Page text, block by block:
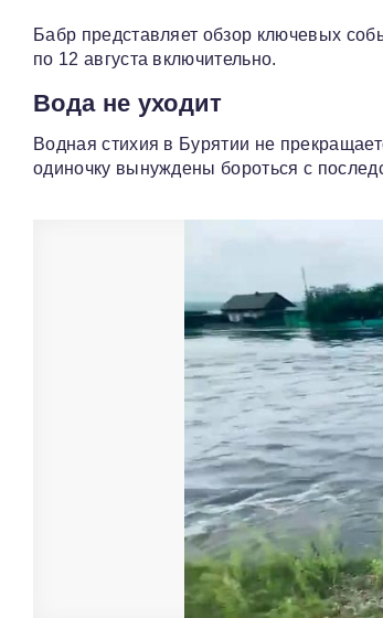
Бабр представляет обзор ключевых
по 12 августа включительно.
Вода не уходит
Водная стихия в Бурятии не
одиночку вынуждены бороться с